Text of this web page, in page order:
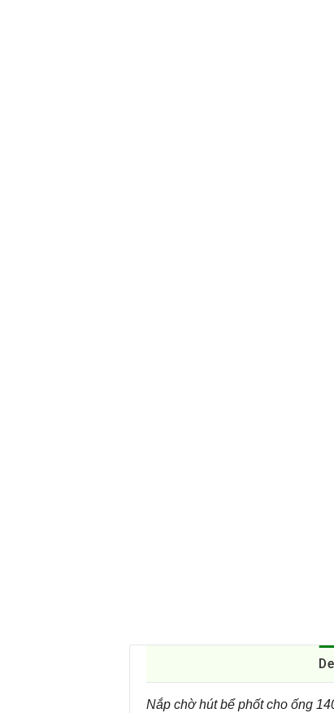
Nắp chờ hút bể phốt cho ống